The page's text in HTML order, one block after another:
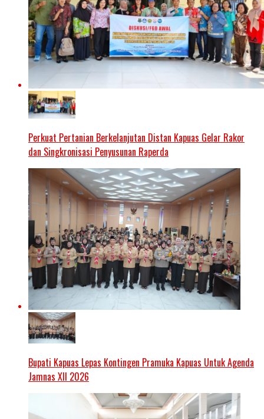
Perkuat Pertanian Berkelanjutan Distan Kapuas Gelar Rakor
dan Singkronisasi Penyusunan Raperda
Bupati Kapuas Lepas Kontingen Pramuka Kapuas Untuk Agenda
Jamnas XII 2026